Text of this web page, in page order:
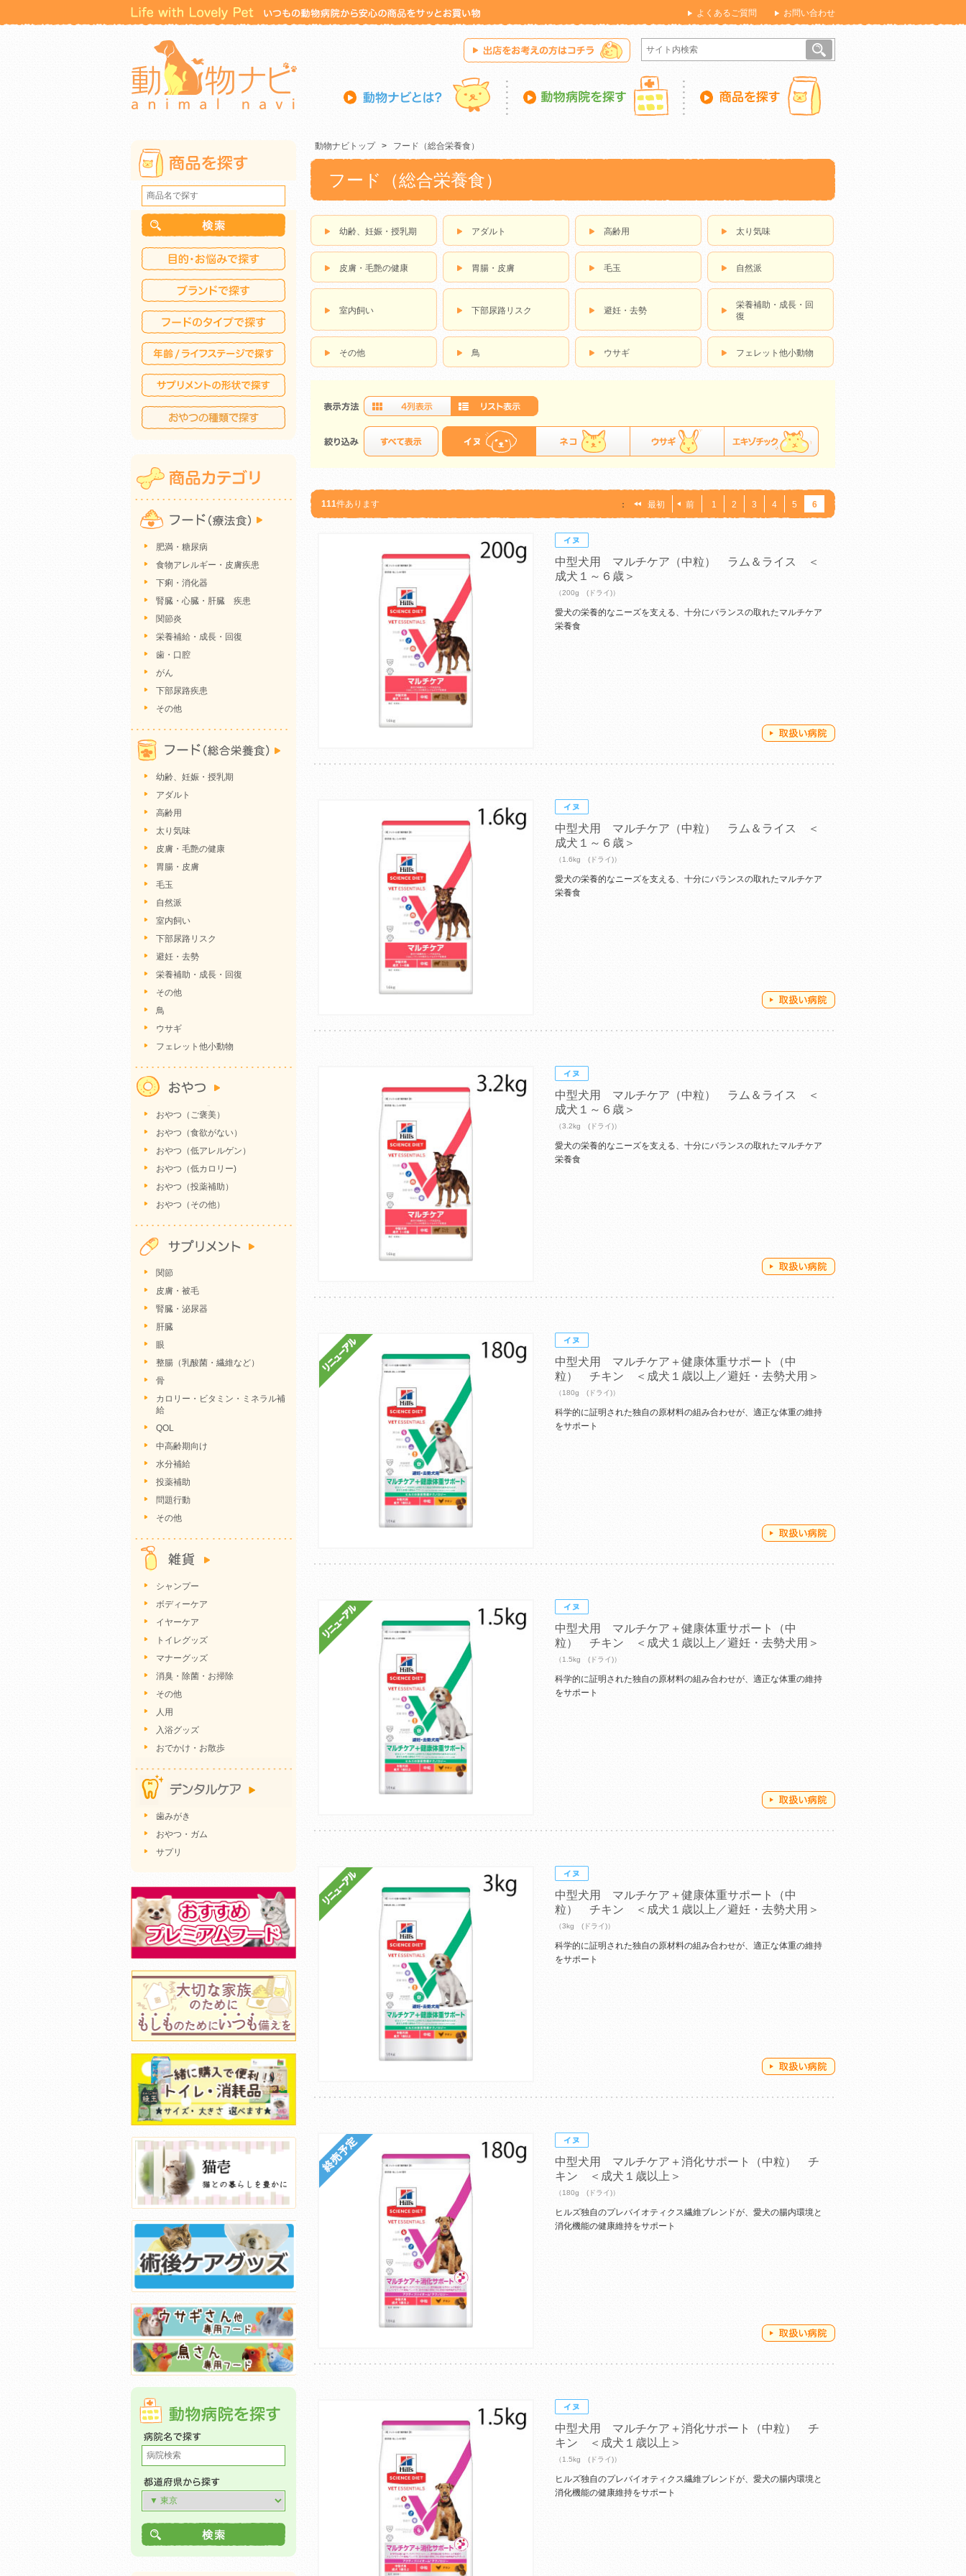
よくあるご質問 お問い合わせ
動物ナビトップ > フード（総合栄養食）
フード（総合栄養食）
幼齢、妊娠・授乳期 アダルト 高齢用 太り気味
皮膚・毛艶の健康 胃腸・皮膚 毛玉 自然派
室内飼い 下部尿路リスク 避妊・去勢
栄養補助・成長・回
復
その他 鳥 ウサギ フェレット他小動物
111件あります ： 最初 前 1 2 3 4 5 6
中型犬用 マルチケア（中粒） ラム＆ライス ＜
成犬１～６歳＞
（200g (ドライ)）
愛犬の栄養的なニーズを支える、十分にバランスの取れたマルチケア
栄養食
中型犬用 マルチケア（中粒） ラム＆ライス ＜
成犬１～６歳＞
（1.6kg (ドライ)）
愛犬の栄養的なニーズを支える、十分にバランスの取れたマルチケア
栄養食
中型犬用 マルチケア（中粒） ラム＆ライス ＜
成犬１～６歳＞
（3.2kg (ドライ)）
愛犬の栄養的なニーズを支える、十分にバランスの取れたマルチケア
栄養食
中型犬用 マルチケア＋健康体重サポート（中
粒） チキン ＜成犬１歳以上／避妊・去勢犬用＞
（180g (ドライ)）
科学的に証明された独自の原材料の組み合わせが、適正な体重の維持
をサポート
中型犬用 マルチケア＋健康体重サポート（中
粒） チキン ＜成犬１歳以上／避妊・去勢犬用＞
（1.5kg (ドライ)）
科学的に証明された独自の原材料の組み合わせが、適正な体重の維持
をサポート
中型犬用 マルチケア＋健康体重サポート（中
粒） チキン ＜成犬１歳以上／避妊・去勢犬用＞
（3kg (ドライ)）
科学的に証明された独自の原材料の組み合わせが、適正な体重の維持
をサポート
中型犬用 マルチケア＋消化サポート（中粒） チ
キン ＜成犬１歳以上＞
（180g (ドライ)）
ヒルズ独自のプレバイオティクス繊維ブレンドが、愛犬の腸内環境と
消化機能の健康維持をサポート
中型犬用 マルチケア＋消化サポート（中粒） チ
キン ＜成犬１歳以上＞
（1.5kg (ドライ)）
ヒルズ独自のプレバイオティクス繊維ブレンドが、愛犬の腸内環境と
消化機能の健康維持をサポート
肥満・糖尿病
食物アレルギー・皮膚疾患
下痢・消化器
腎臓・心臓・肝臓 疾患
関節炎
栄養補給・成長・回復
歯・口腔
がん
下部尿路疾患
その他
幼齢、妊娠・授乳期
アダルト
高齢用
太り気味
皮膚・毛艶の健康
胃腸・皮膚
毛玉
自然派
室内飼い
下部尿路リスク
避妊・去勢
栄養補助・成長・回復
その他
鳥
ウサギ
フェレット他小動物
おやつ（ご褒美）
おやつ（食欲がない）
おやつ（低アレルゲン）
おやつ（低カロリー)
おやつ（投薬補助）
おやつ（その他）
関節
皮膚・被毛
腎臓・泌尿器
肝臓
眼
整腸（乳酸菌・繊維など）
骨
カロリー・ビタミン・ミネラル補
給
QOL
中高齢期向け
水分補給
投薬補助
問題行動
その他
シャンプー
ボディーケア
イヤーケア
トイレグッズ
マナーグッズ
消臭・除菌・お掃除
その他
人用
入浴グッズ
おでかけ・お散歩
歯みがき
おやつ・ガム
サプリ